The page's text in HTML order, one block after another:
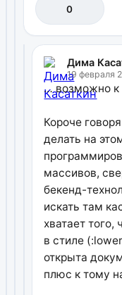
0
Дима
19 февраля
… возможно к
Короче
делать на
массивов,
бекенд-
искать там
хватает того,
в стиле
открыта
плюс к тому